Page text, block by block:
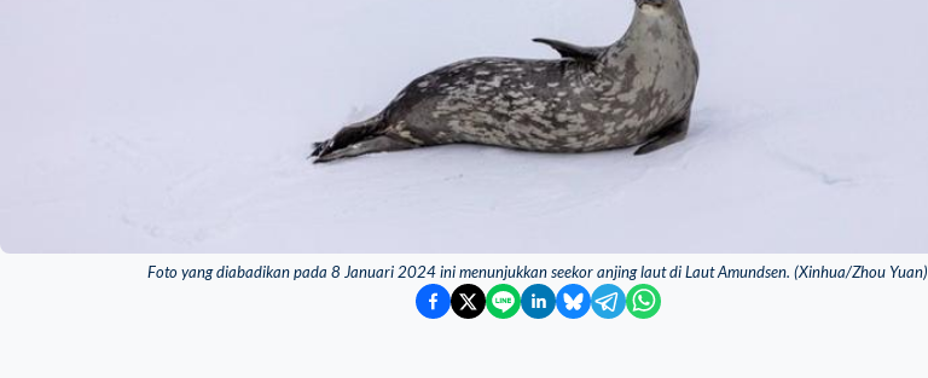
Foto yang diabadikan pada 8 Januari 2024 ini menunjukkan seekor anjing laut di Laut Amundsen. (Xinhua/Zhou Yuan)